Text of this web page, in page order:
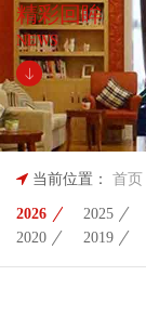
精彩回眸
NEWS
当前位置： 首页
2026 2025
2020
2019